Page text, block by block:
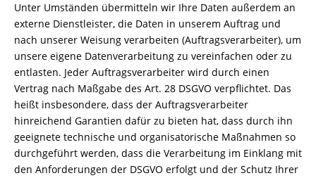
Unter Umständen übermitteln wir Ihre Daten außerdem an
externe Dienstleister, die Daten in unserem Auftrag und
nach unserer Weisung verarbeiten (Auftragsverarbeiter), um
unsere eigene Datenverarbeitung zu vereinfachen oder zu
entlasten. Jeder Auftragsverarbeiter wird durch einen
Vertrag nach Maßgabe des Art. 28 DSGVO verpflichtet. Das
heißt insbesondere, dass der Auftragsverarbeiter
hinreichend Garantien dafür zu bieten hat, dass durch ihn
geeignete technische und organisatorische Maßnahmen so
durchgeführt werden, dass die Verarbeitung im Einklang mit
den Anforderungen der DSGVO erfolgt und der Schutz Ihrer